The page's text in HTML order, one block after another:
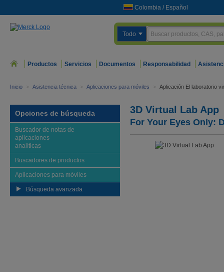
Colombia / Español
Todo
Productos Servicios Documentos Responsabilidad
Inicio > Asistencia técnica > Aplicaciones para móviles > Aplicación El laboratorio
Opciones de búsqueda
Buscador de notas de
aplicaciones
analíticas
Buscadores de productos
Aplicaciones para móviles
Búsqueda avanzada
3D Virtual Lab App
For Your Eyes Only: